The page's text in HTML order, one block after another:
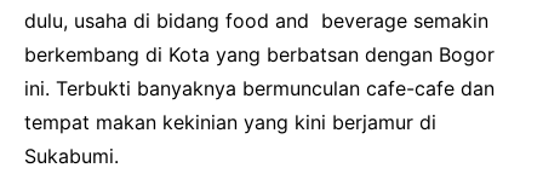
dulu, usaha di bidang food and beverage semakin
berkembang di Kota yang berbatsan dengan Bogor
ini. Terbukti banyaknya bermunculan cafe-cafe dan
tempat makan kekinian yang kini berjamur di
Sukabumi.